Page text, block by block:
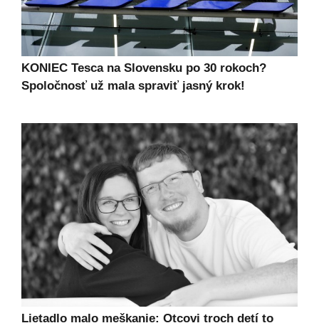
KONIEC Tesca na Slovensku po 30 rokoch?
Spoločnosť už mala spraviť jasný krok!
Lietadlo malo meškanie: Otcovi troch detí to